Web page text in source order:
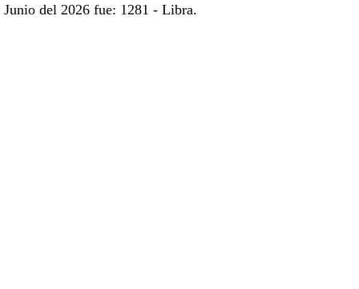
Junio del 2026 fue: 1281 - Libra.